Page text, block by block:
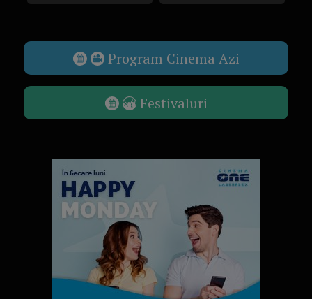
Program Cinema Azi
Festivaluri